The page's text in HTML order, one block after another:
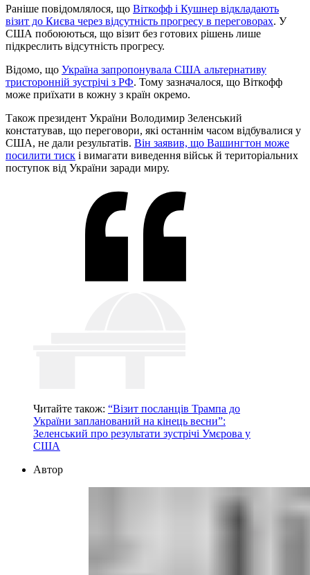
Раніше повідомлялося, що Віткофф і Кушнер відкладають
візит до Києва через відсутність прогресу в переговорах. У
США побоюються, що візит без готових рішень лише
підкреслить відсутність прогресу.
Відомо, що Україна запропонувала США альтернативу
тристоронній зустрічі з РФ. Тому зазначалося, що Віткофф
може приїхати в кожну з країн окремо.
Також президент України Володимир Зеленський
констатував, що переговори, які останнім часом відбувалися у
США, не дали результатів. Він заявив, що Вашингтон може
посилити тиск і вимагати виведення військ й територіальних
поступок від України заради миру.
Читайте також: “Візит посланців Трампа до
України запланований на кінець весни”:
Зеленський про результати зустрічі Умєрова у
США
Автор